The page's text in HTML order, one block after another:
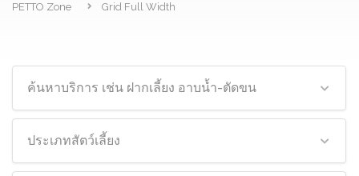
PETTO Zone Grid Full Width
ค้นหาบริการ เช่น ฝากเลี้ยง อาบน้ำ-ตัดขน
ประเภทสัตว์เลี้ยง